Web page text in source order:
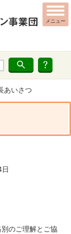
メニュー
あいさつ
のご理解とご協